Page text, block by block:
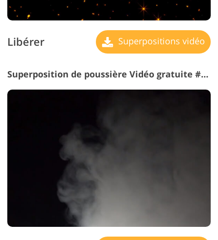
Libérer Superpositions vidéo
Superposition de poussière Vidéo gratuite #21 "Smoke"